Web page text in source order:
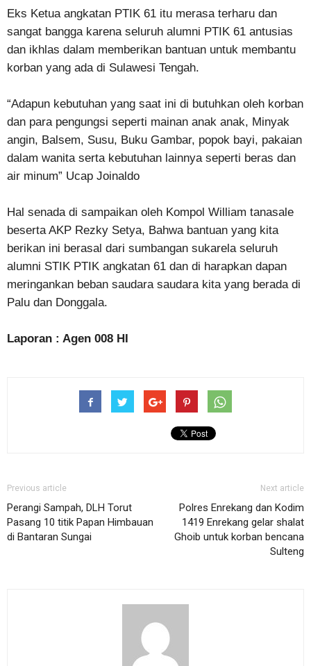
Eks Ketua angkatan PTIK 61 itu merasa terharu dan
sangat bangga karena seluruh alumni PTIK 61 antusias
dan ikhlas dalam memberikan bantuan untuk membantu
korban yang ada di Sulawesi Tengah.
“Adapun kebutuhan yang saat ini di butuhkan oleh korban
dan para pengungsi seperti mainan anak anak, Minyak
angin, Balsem, Susu, Buku Gambar, popok bayi, pakaian
dalam wanita serta kebutuhan lainnya seperti beras dan
air minum” Ucap Joinaldo
Hal senada di sampaikan oleh Kompol William tanasale
beserta AKP Rezky Setya, Bahwa bantuan yang kita
berikan ini berasal dari sumbangan sukarela seluruh
alumni STIK PTIK angkatan 61 dan di harapkan dapan
meringankan beban saudara saudara kita yang berada di
Palu dan Donggala.
Laporan : Agen 008 HI
Previous article
Perangi Sampah, DLH Torut
Pasang 10 titik Papan Himbauan
di Bantaran Sungai
Next article
Polres Enrekang dan Kodim
1419 Enrekang gelar shalat
Ghoib untuk korban bencana
Sulteng